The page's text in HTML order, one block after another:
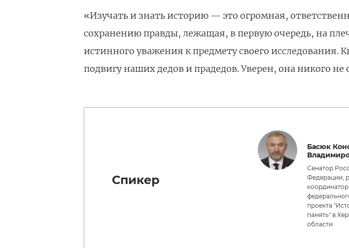
«Изучать и знать историю — это огромная,
сохранению правды, лежащая, в первую очередь, на
истинного уважения к предмету своего исследования.
подвигу наших дедов и прадедов. Уверен, она никого
Спикер
Басюк
Сенатор
Федерации,
координатор
проекта
память" в
области